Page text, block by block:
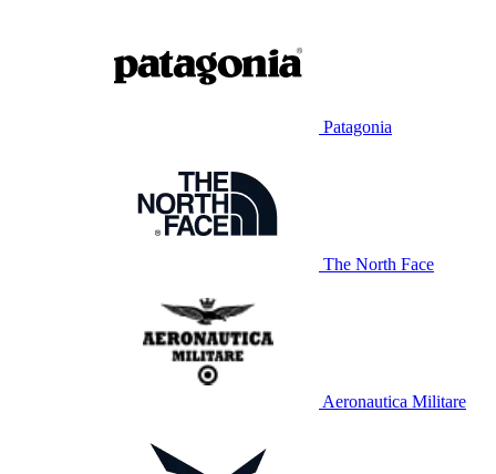
Patagonia
The North Face
Aeronautica Militare